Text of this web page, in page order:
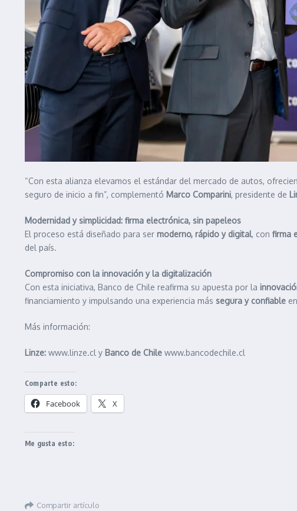
“Con esta alianza elevamos el estándar del mercado de autos,
seguro de inicio a fin”, complementó Marco Comparini, presidente de
Modernidad y simplicidad: firma electrónica, sin papeleos
El proceso está diseñado para ser moderno, rápido y digital, con firma
del país.
Compromiso con la innovación y la digitalización
Con esta iniciativa, Banco de Chile reafirma su apuesta por la
financiamiento y impulsando una experiencia más segura y confiable
Más información:
Linze: www.linze.cl y Banco de Chile www.bancodechile.cl
Comparte esto:
Facebook X
Me gusta esto:
Compartir artículo